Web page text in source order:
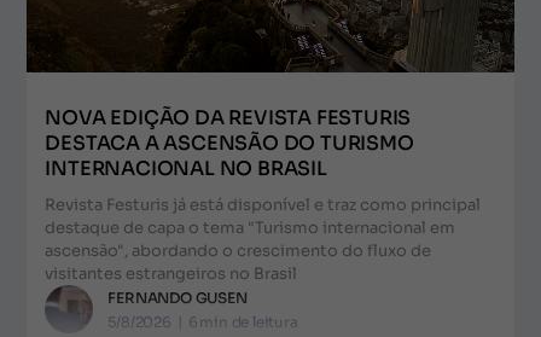
NOVA EDIÇÃO DA REVISTA FESTURIS
DESTACA A ASCENSÃO DO TURISMO
INTERNACIONAL NO BRASIL
Revista Festuris já está disponível e traz como principal
destaque de capa o tema "Turismo internacional em
ascensão", abordando o crescimento do fluxo de
visitantes estrangeiros no Brasil
FERNANDO GUSEN
5/8/2026 | 6 min de leitura